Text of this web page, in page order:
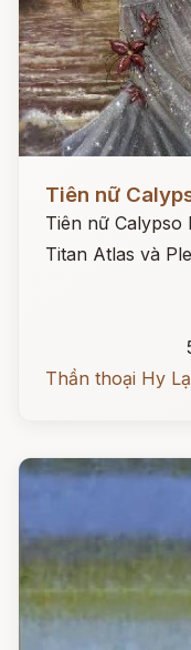
Tiên nữ
Tiên nữ Calypso
Titan Atlas và
Thần thoại Hy